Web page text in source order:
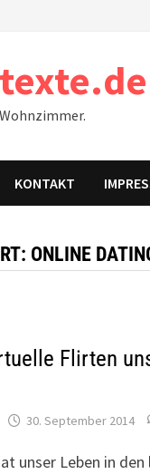
KONTAKT
ONLINE
Flirten
30. September 2014
unser Leben in